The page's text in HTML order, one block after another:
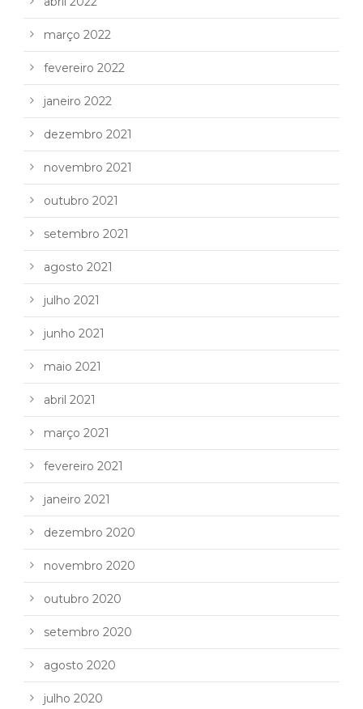
março 2022
fevereiro 2022
janeiro 2022
dezembro 2021
novembro 2021
outubro 2021
setembro 2021
agosto 2021
julho 2021
junho 2021
maio 2021
abril 2021
março 2021
fevereiro 2021
janeiro 2021
dezembro 2020
novembro 2020
outubro 2020
setembro 2020
agosto 2020
julho 2020